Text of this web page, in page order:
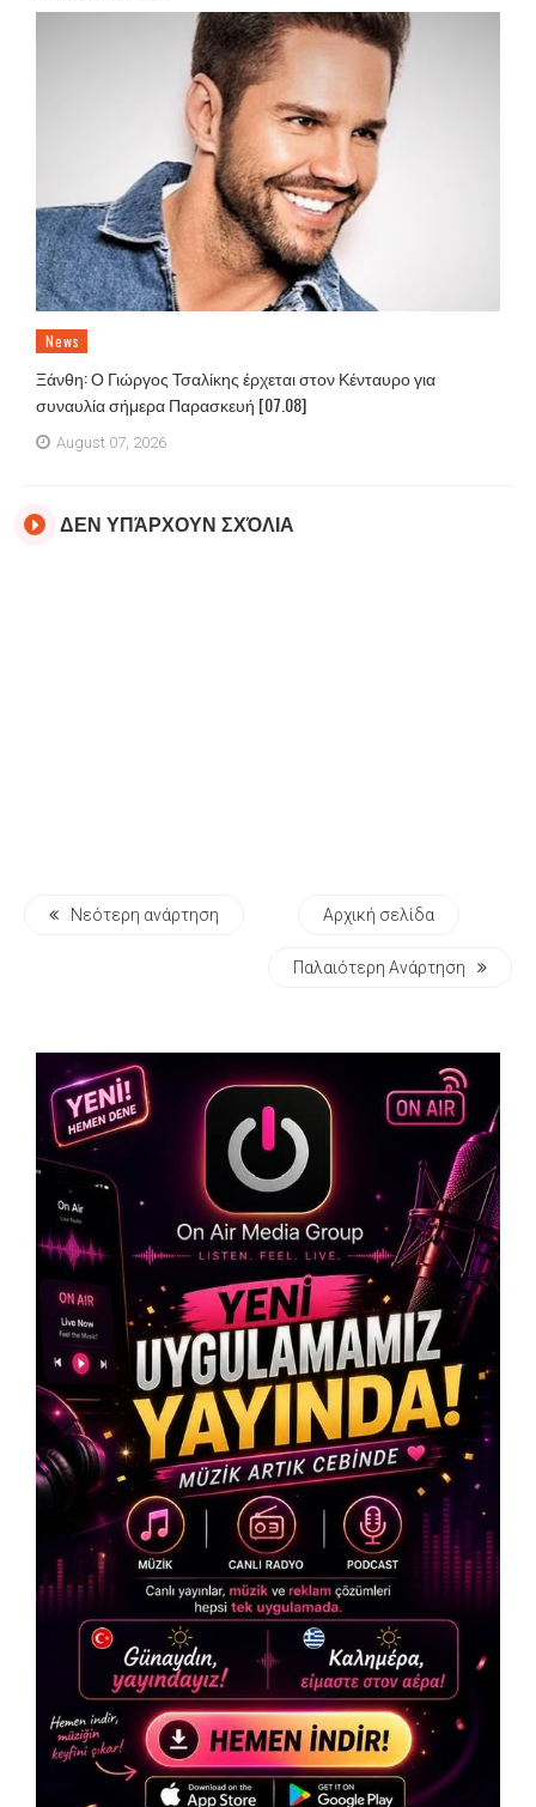
News
Ξάνθη: Ο Γιώργος Τσαλίκης έρχεται στον Κένταυρο για
συναυλία σήμερα Παρασκευή [07.08]
August 07, 2026
ΔΕΝ ΥΠΆΡΧΟΥΝ ΣΧΌΛΙΑ
Νεότερη ανάρτηση Αρχική σελίδα
Παλαιότερη Ανάρτηση